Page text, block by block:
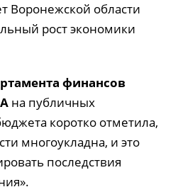
Воронежской области
рост экономики
финансов
на публичных
коротко отметила,
многоукладна, и это
последствия